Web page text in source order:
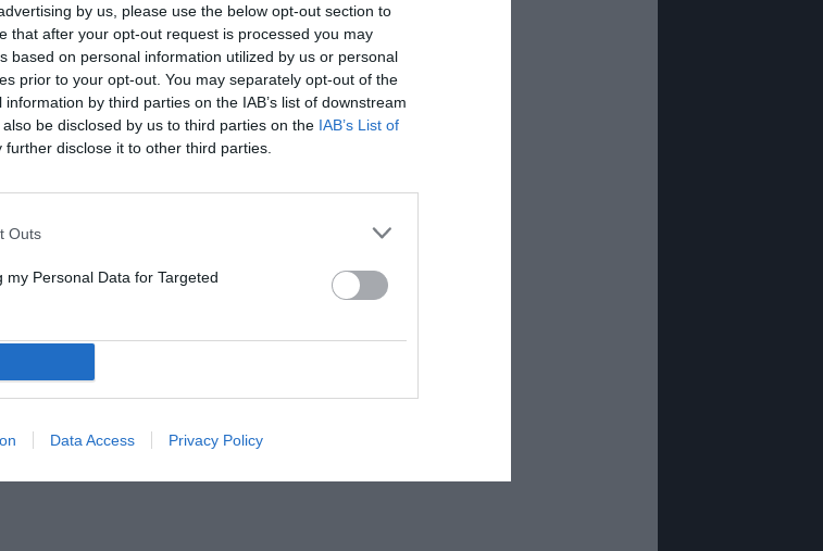
by us, please use the below opt-out section to
that after your opt-out request is processed you may
based on personal information utilized by us or personal
prior to your opt-out. You may separately opt-out of the
by third parties on the IAB’s list of downstream
be disclosed by us to third parties on the IAB’s List of
further disclose it to other third parties.
Outs
Personal Data for Targeted
Data Access Privacy Policy
l’attualità della